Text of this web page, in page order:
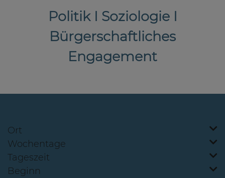
Politik I Soziologie I
Bürgerschaftliches
Engagement
Ort
Wochentage
Tageszeit
Beginn